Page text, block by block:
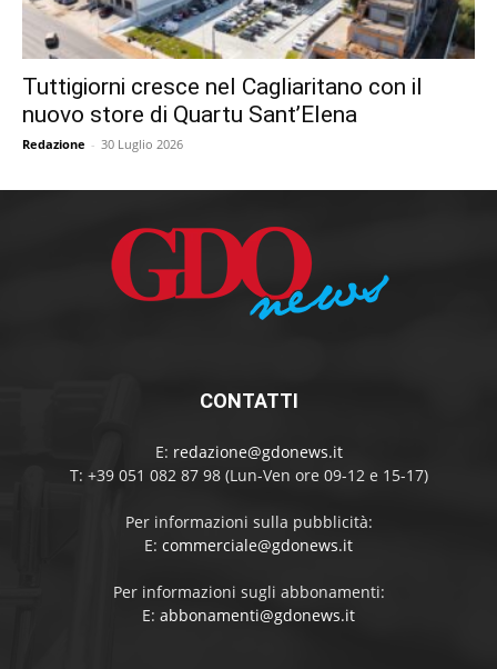
Tuttigiorni cresce nel Cagliaritano con il
nuovo store di Quartu Sant’Elena
Redazione - 30 Luglio 2026
CONTATTI
E: redazione@gdonews.it
T: +39 051 082 87 98 (Lun-Ven ore 09-12 e 15-17)
Per informazioni sulla pubblicità:
E: commerciale@gdonews.it
Per informazioni sugli abbonamenti:
E: abbonamenti@gdonews.it